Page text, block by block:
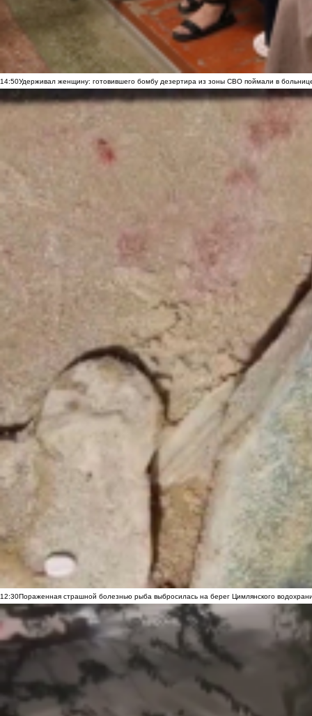
14:50Удерживал женщину: готовившего бомбу дезертира из зоны СВО поймали в
12:30Пораженная страшной болезнью рыба выбросилась на берег Цимлянского